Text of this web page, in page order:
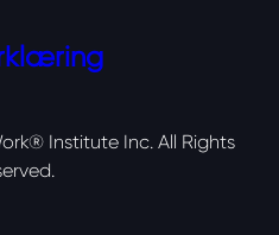
Institute Inc. All Rights